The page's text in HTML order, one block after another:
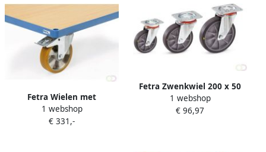
Fetra Wielen met
polyuretaan banden 125 x
40 mm naaf met kogellager
1 webshop
€ 331,-
Fetra Zwenkwiel 200 x 50
mm TPE-wielen elektrisch
geleidend
1 webshop
€ 96,97